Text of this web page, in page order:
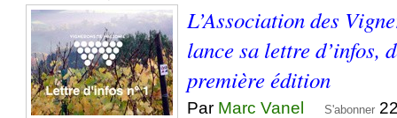
L’Association des
lance sa lettre d’infos,
première édition
Par Marc Vanel S'abonner